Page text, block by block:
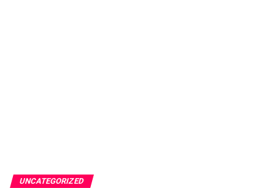
UNCATEGORIZED